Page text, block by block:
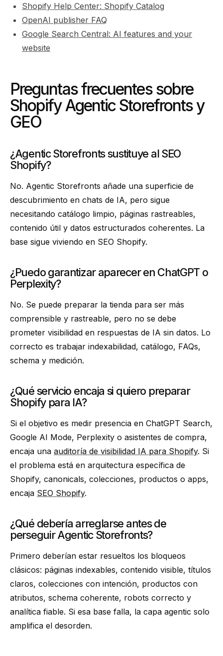
Shopify Help Center: Shopify Catalog
OpenAI publisher FAQ
Google Search Central: AI features and your
website
Preguntas frecuentes sobre
Shopify Agentic Storefronts y
GEO
¿Agentic Storefronts sustituye al SEO
Shopify?
No. Agentic Storefronts añade una superficie de
descubrimiento en chats de IA, pero sigue
necesitando catálogo limpio, páginas rastreables,
contenido útil y datos estructurados coherentes. La
base sigue viviendo en SEO Shopify.
¿Puedo garantizar aparecer en ChatGPT o
Perplexity?
No. Se puede preparar la tienda para ser más
comprensible y rastreable, pero no se debe
prometer visibilidad en respuestas de IA sin datos. Lo
correcto es trabajar indexabilidad, catálogo, FAQs,
schema y medición.
¿Qué servicio encaja si quiero preparar
Shopify para IA?
Si el objetivo es medir presencia en ChatGPT Search,
Google AI Mode, Perplexity o asistentes de compra,
encaja una auditoría de visibilidad IA para Shopify. Si
el problema está en arquitectura específica de
Shopify, canonicals, colecciones, productos o apps,
encaja SEO Shopify.
¿Qué debería arreglarse antes de
perseguir Agentic Storefronts?
Primero deberían estar resueltos los bloqueos
clásicos: páginas indexables, contenido visible, títulos
claros, colecciones con intención, productos con
atributos, schema coherente, robots correcto y
analítica fiable. Si esa base falla, la capa agentic solo
amplifica el desorden.